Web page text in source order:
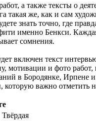
а также тексты о
такая же, как и сам
знать точно, где
именно Бенкси.
сомнения.
включен текст
мотивации и фото работ,
в Бородянке, Ирпене
которую важно отметить
Твёрдая